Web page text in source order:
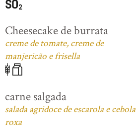
Cheesecake de burrata
creme de tomate, creme de
manjericão e frisella
carne salgada
salada agridoce de escarola e cebola
roxa